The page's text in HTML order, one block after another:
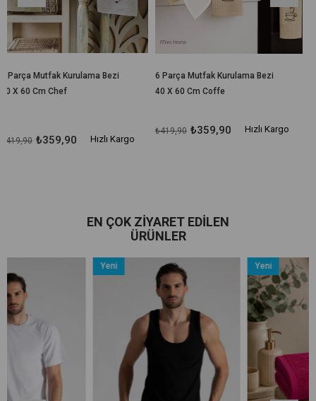
Bezi
Hızlı Kargo
6 Parça Mutfak Kurulama Bezi
Hızlı Kargo
6 Parça Mutfak
₺359,90
₺419,90
EN ÇOK ZIYARET EDILEN
ÜRÜNLER